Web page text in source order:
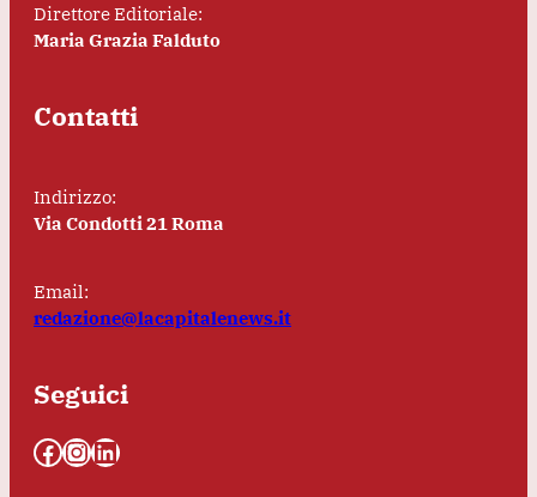
Direttore Editoriale:
Maria Grazia Falduto
Contatti
Indirizzo:
Via Condotti 21 Roma
Email:
redazione@lacapitalenews.it
Seguici
Facebook InstagramLinkedIn